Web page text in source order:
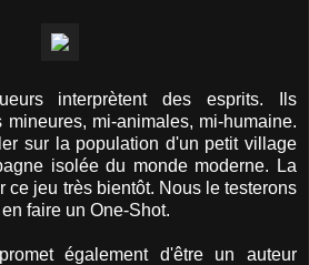
interprètent des esprits. Ils
mi-animales, mi-humaine.
sur la population d'un petit village
isolée du monde moderne. La
ce jeu très bientôt. Nous le testerons
faire un One-Shot.
également d'être un auteur